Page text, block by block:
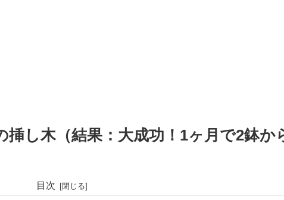
し木（結果：大成功！1ヶ月で2鉢か
目次